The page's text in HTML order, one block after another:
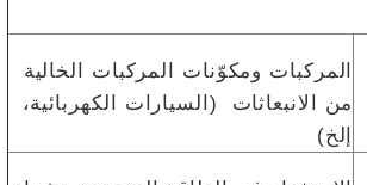
المركبات ومكوّنات المركبات الخالية
من الانبعاثات (السيارات الكهربائية،
إلخ)